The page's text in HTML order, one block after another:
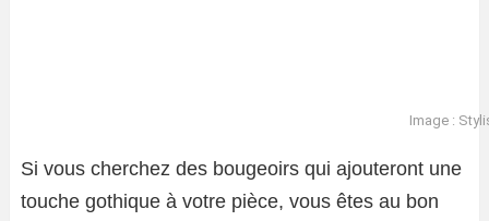
Image :
Si vous cherchez des bougeoirs qui ajouteront une
touche gothique à votre pièce, vous êtes au bon